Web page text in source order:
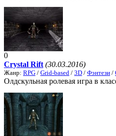
0
Crystal Rift (30.03.2016)
Жанр: RPG / Grid-based / 3D / Фэнтези /
Олдскульная ролевая игра в